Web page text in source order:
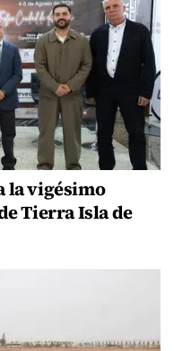
la vigésimo
Tierra Isla de